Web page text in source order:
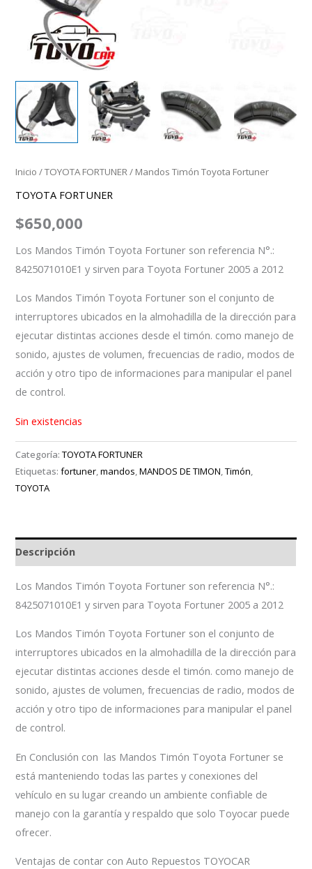
Inicio /TOYOTA FORTUNER/ Mandos Timón Toyota Fortuner
TOYOTA FORTUNER
$650,000
Los Mandos Timón Toyota Fortuner son referencia N°.:
8425071010E1 y sirven para Toyota Fortuner 2005 a 2012
Los Mandos Timón Toyota Fortuner son el conjunto de
interruptores ubicados en la almohadilla de la dirección para
ejecutar distintas acciones desde el timón. como manejo de
sonido, ajustes de volumen, frecuencias de radio, modos de
acción y otro tipo de informaciones para manipular el panel
de control.
Sin existencias
Categoría:TOYOTA FORTUNER
Etiquetas:fortuner,mandos,MANDOS DE TIMON,Timón,
TOYOTA
Descripción
Los Mandos Timón Toyota Fortuner son referencia N°.:
8425071010E1 y sirven para Toyota Fortuner 2005 a 2012
Los Mandos Timón Toyota Fortuner son el conjunto de
interruptores ubicados en la almohadilla de la dirección para
ejecutar distintas acciones desde el timón. como manejo de
sonido, ajustes de volumen, frecuencias de radio, modos de
acción y otro tipo de informaciones para manipular el panel
de control.
En Conclusión con las Mandos Timón Toyota Fortuner se
está manteniendo todas las partes y conexiones del
vehículo en su lugar creando un ambiente confiable de
manejo con la garantía y respaldo que solo Toyocar puede
ofrecer.
Ventajas de contar con Auto Repuestos TOYOCAR